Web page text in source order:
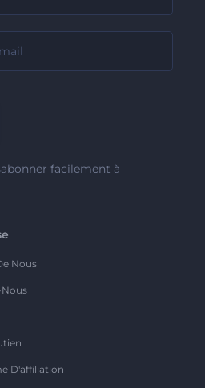
facilement à
Nous
D'affiliation